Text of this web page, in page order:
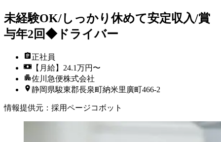
未経験OK/しっかり休めて安定収入/賞
与年2回◆ドライバー
正社員
【月給】24.1万円〜
佐川急便株式会社
静岡県駿東郡長泉町納米里廣町466-2
情報提供元 ： 採用ページコボット